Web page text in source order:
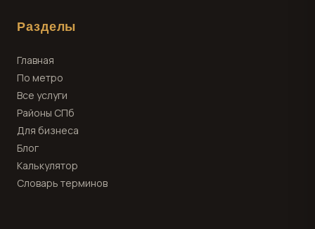
Разделы
Главная
По метро
Все услуги
Районы СПб
Для бизнеса
Блог
Калькулятор
Словарь терминов